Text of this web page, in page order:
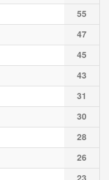
55
47
45
43
31
30
28
26